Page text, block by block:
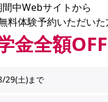
間中Webサイトから
料体験予約いただいた
金全額OFF
29(土)まで